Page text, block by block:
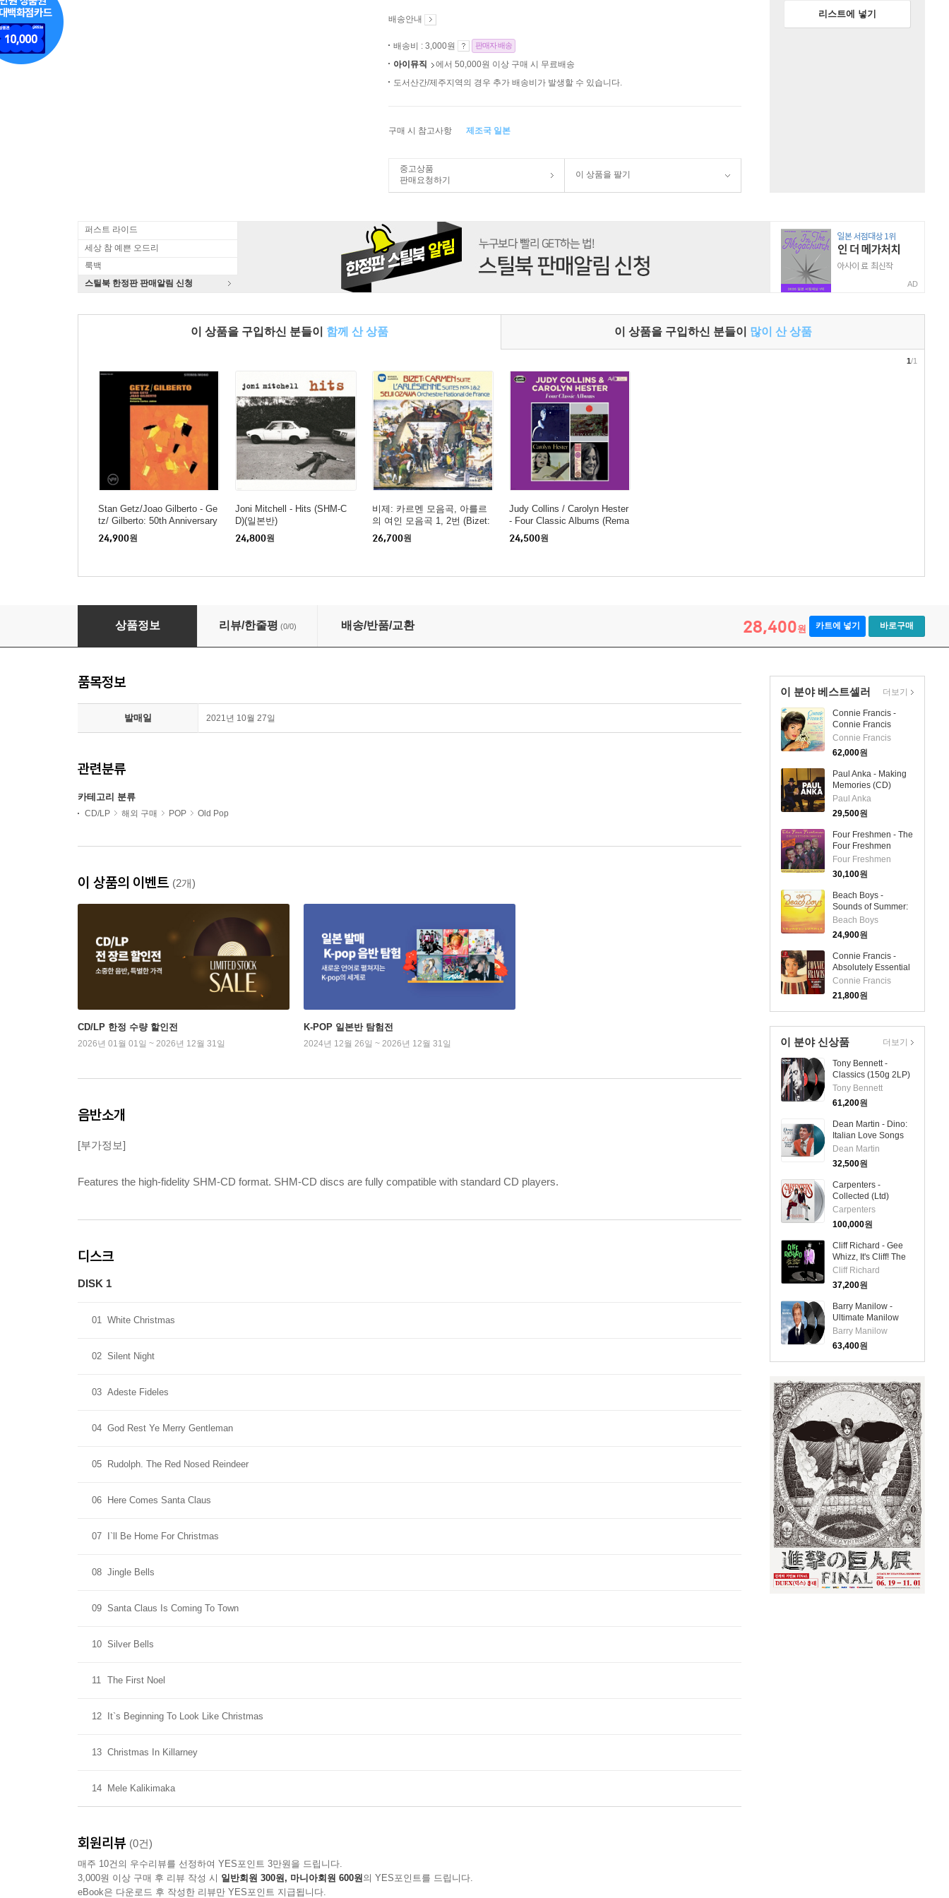
배송안내
배송비 : 3,000원 판매자 배송
아이뮤직
에서 50,000원 이상 구매 시 무료배송
도서산간/제주지역의 경우 추가 배송비가 발생할 수 있습니다.
구매 시 참고사항 제조국 일본
중고상품
판매요청하기
이 상품을 팔기
리스트에 넣기
퍼스트 라이드
세상 참 예쁜 오드리
룩백
스틸북 한정판 판매알림 신청
AD
이 상품을 구입하신 분들이 함께 산 상품 이 상품을 구입하신 분들이 많이 산 상품
Stan Getz/Joao Gilberto - Ge
tz/ Gilberto: 50th Anniversary
(Remastered)(Expanded Editi
on)(CD)
24,900원
Joni Mitchell - Hits (SHM-C
D)(일본반)
24,800원
비제: 카르멘 모음곡, 아를르
의 여인 모음곡 1, 2번 (Bizet:
Carmen Suite, L'arlesienne S
uites No.1 & 2) (Remastered)
26,700원
Judy Collins / Carolyn Hester
- Four Classic Albums (Rema
stered)(4 On 2CD)
24,500원
1/1
Bing Crosby - White Christmas (SHM-CD)(일본반)
상품정보 리뷰/한줄평 (0/0) 배송/반품/교환 28,400원 카트에 넣기 바로구매
이 분야 베스트셀러
Connie Francis -
Connie Francis
Sings (Remastered)
(Collector's Edition)
(LP)
Connie Francis
62,000원
Paul Anka - Making
Memories (CD)
Paul Anka
29,500원
Four Freshmen - The
Four Freshmen
Collection 1951-62
(2CD)
Four Freshmen
30,100원
Beach Boys -
Sounds of Summer:
The Very Best of the
Beach Boys (CD)
Beach Boys
24,900원
Connie Francis -
Absolutely Essential
Collection
(Remastered)
(Digipack)(3CD)
Connie Francis
21,800원
더보기
이 분야 신상품
Tony Bennett -
Classics (150g 2LP)
Tony Bennett
61,200원
Dean Martin - Dino:
Italian Love Songs
(LP)
Dean Martin
32,500원
Carpenters -
Collected (Ltd)
(Gatefold)(180g)
(Transparent Vinyl)
(2LP)
Carpenters
100,000원
Cliff Richard - Gee
Whizz, It's Cliff! The
Chart Hits 1958-62
(LP)
Cliff Richard
37,200원
Barry Manilow -
Ultimate Manilow
(140g 2LP)
Barry Manilow
63,400원
더보기
품목정보
발매일 2021년 10월 27일
관련분류
카테고리 분류
CD/LP 해외 구매 POP Old Pop
이 상품의 이벤트 (2개)
CD/LP 한정 수량 할인전
2026년 01월 01일 ~ 2026년 12월 31일
K-POP 일본반 탐험전
2024년 12월 26일 ~ 2026년 12월 31일
음반소개
[부가정보]
Features the high-fidelity SHM-CD format. SHM-CD discs are fully compatible with standard CD players.
디스크
DISK 1
01 White Christmas
02 Silent Night
03 Adeste Fideles
04 God Rest Ye Merry Gentleman
05 Rudolph. The Red Nosed Reindeer
06 Here Comes Santa Claus
07 I`ll Be Home For Christmas
08 Jingle Bells
09 Santa Claus Is Coming To Town
10 Silver Bells
11 The First Noel
12 It`s Beginning To Look Like Christmas
13 Christmas In Killarney
14 Mele Kalikimaka
회원리뷰 (0건)
매주 10건의 우수리뷰를 선정하여 YES포인트 3만원을 드립니다.
3,000원 이상 구매 후 리뷰 작성 시 일반회원 300원, 마니아회원 600원의 YES포인트를 드립니다.
eBook은 다운로드 후 작성한 리뷰만 YES포인트 지급됩니다.